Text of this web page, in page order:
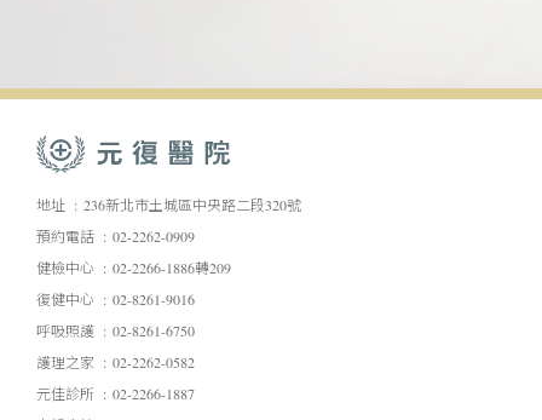
地址
236新北市土城區中央路二段320號
預約電話
02-2262-0909
健檢中心
02-2266-1886轉209
復健中心
02-8261-9016
呼吸照護
02-8261-6750
護理之家
02-2262-0582
元佳診所
02-2266-1887